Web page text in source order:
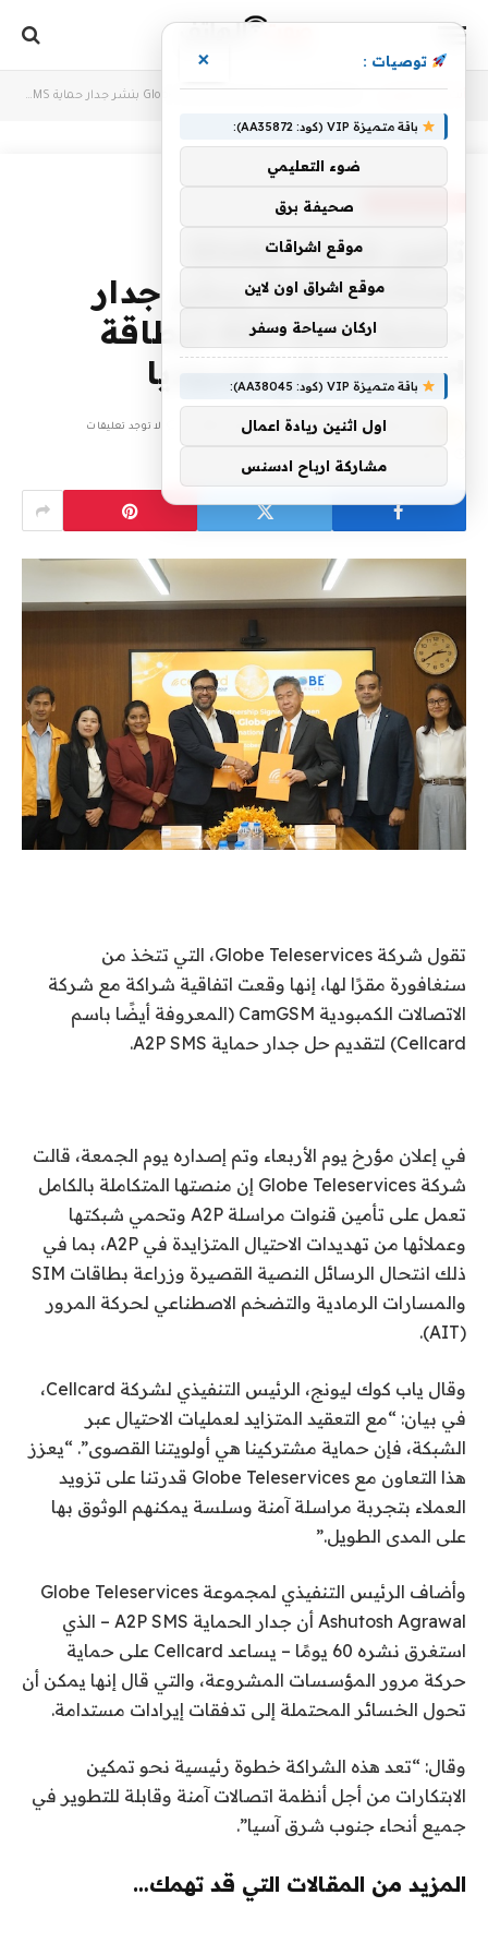
تقوم شركة Globe
Teleservices بنشر جدار
حماية A2P SMS لبطاقة
Cellcard في كمبوديا
بواسطة CODES-VODAFONE أكتوبر 13, 2025 لا توجد تعليقات
تقول شركة Globe Teleservices، التي تتخذ من
سنغافورة مقرًا لها، إنها وقعت اتفاقية شراكة مع شركة
الاتصالات الكمبودية CamGSM (المعروفة أيضًا باسم
Cellcard) لتقديم حل جدار حماية A2P SMS.
في إعلان مؤرخ يوم الأربعاء وتم إصداره يوم الجمعة، قالت
شركة Globe Teleservices إن منصتها المتكاملة بالكامل
تعمل على تأمين قنوات مراسلة A2P وتحمي شبكتها
وعملائها من تهديدات الاحتيال المتزايدة في A2P، بما في
ذلك انتحال الرسائل النصية القصيرة وزراعة بطاقات SIM
والمسارات الرمادية والتضخم الاصطناعي لحركة المرور
(AIT).
وقال ياب كوك ليونج، الرئيس التنفيذي لشركة Cellcard،
في بيان: “مع التعقيد المتزايد لعمليات الاحتيال عبر
الشبكة، فإن حماية مشتركينا هي أولويتنا القصوى”. “يعزز
هذا التعاون مع Globe Teleservices قدرتنا على تزويد
العملاء بتجربة مراسلة آمنة وسلسة يمكنهم الوثوق بها
على المدى الطويل.”
وأضاف الرئيس التنفيذي لمجموعة Globe Teleservices
Ashutosh Agrawal أن جدار الحماية A2P SMS – الذي
استغرق نشره 60 يومًا – يساعد Cellcard على حماية
حركة مرور المؤسسات المشروعة، والتي قال إنها يمكن أن
تحول الخسائر المحتملة إلى تدفقات إيرادات مستدامة.
وقال: “تعد هذه الشراكة خطوة رئيسية نحو تمكين
الابتكارات من أجل أنظمة اتصالات آمنة وقابلة للتطوير في
جميع أنحاء جنوب شرق آسيا”.
المزيد من المقالات التي قد تهمك…
توصيات : ×
باقة متميزة VIP (كود: AA35872):
ضوء التعليمي
صحيفة برق
موقع اشراقات
موقع اشراق اون لاين
اركان سياحة وسفر
باقة متميزة VIP (كود: AA38045):
اول اثنين ريادة اعمال
مشاركة ارباح ادسنس